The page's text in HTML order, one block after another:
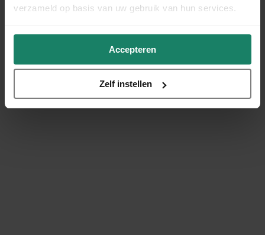
verzameld op basis van uw gebruik van hun services.
Accepteren
Zelf instellen